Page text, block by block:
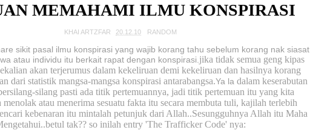
MEMAHAMI ILMU KONSPIRASI
KHAI ARTZFAR 20.12.10 RANDOM
sikit pasal ilmu konspirasi yang wajib korang tahu sebelum korang nak siasat
atau individu itu berkait rapat dengan konspirasi. jika tidak semua geng kipas
akan terjerumus dalam kekeliruan demi kekeliruan dan hasilnya korang
dari statistik mangsa-mangsa konspirasi antarabangsa.Ya la dalam keserabutan
silang pasti ada titik pertemuannya, jadi titik pertemuan itu yang kita
menolak atau menerima sesuatu fakta itu secara membuta tuli, kajilah terlebih
kebenaran itu mintalah petunjuk dari Allah..Sesungguhnya Allah itu Maha
tak?? so inilah entry 'The Trafficker Code' nya: